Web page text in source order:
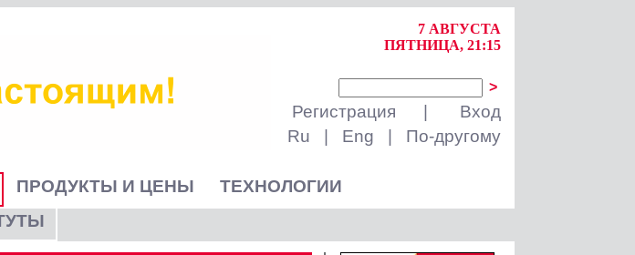
7 АВГУСТА
ПЯТНИЦА, 21:15
>
Регистрация
Вход
Ru
Eng По-другому
ПРОДУКТЫ И ЦЕНЫ
ТЕХНОЛОГИИ